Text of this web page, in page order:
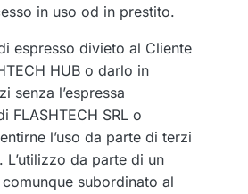
in uso od in prestito.
espresso divieto al Cliente
HUB o darlo in
senza l’espressa
FLASHTECH SRL o
l’uso da parte di terzi
da parte di un
subordinato al